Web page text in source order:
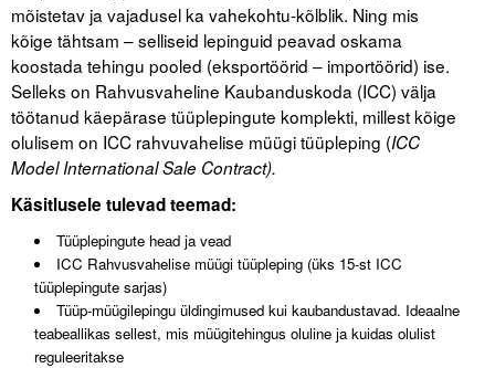
Publikatsioonid
Arvamus
Viidad
ICC WBO
ICC komisjonid
Digiraamatukogu
Juhendid ja väljaanded
Videod
mõistetav ja vajadusel ka vahekohtu-kõlblik. Ning mis
kõige tähtsam – selliseid lepinguid peavad oskama
koostada tehingu pooled (eksportöörid – importöörid) ise.
Selleks on Rahvusvaheline Kaubanduskoda (ICC) välja
töötanud käepärase tüüplepingute komplekti, millest kõige
olulisem on ICC rahvuvahelise müügi tüüpleping (ICC
Model International Sale Contract).
Käsitlusele tulevad teemad:
Tüüplepingute head ja vead
ICC Rahvusvahelise müügi tüüpleping (üks 15-st ICC
tüüplepingute sarjas)
Tüüp-müügilepingu üldingimused kui kaubandustavad. Ideaalne
teabeallikas sellest, mis müügitehingus oluline ja kuidas olulist
reguleeritakse